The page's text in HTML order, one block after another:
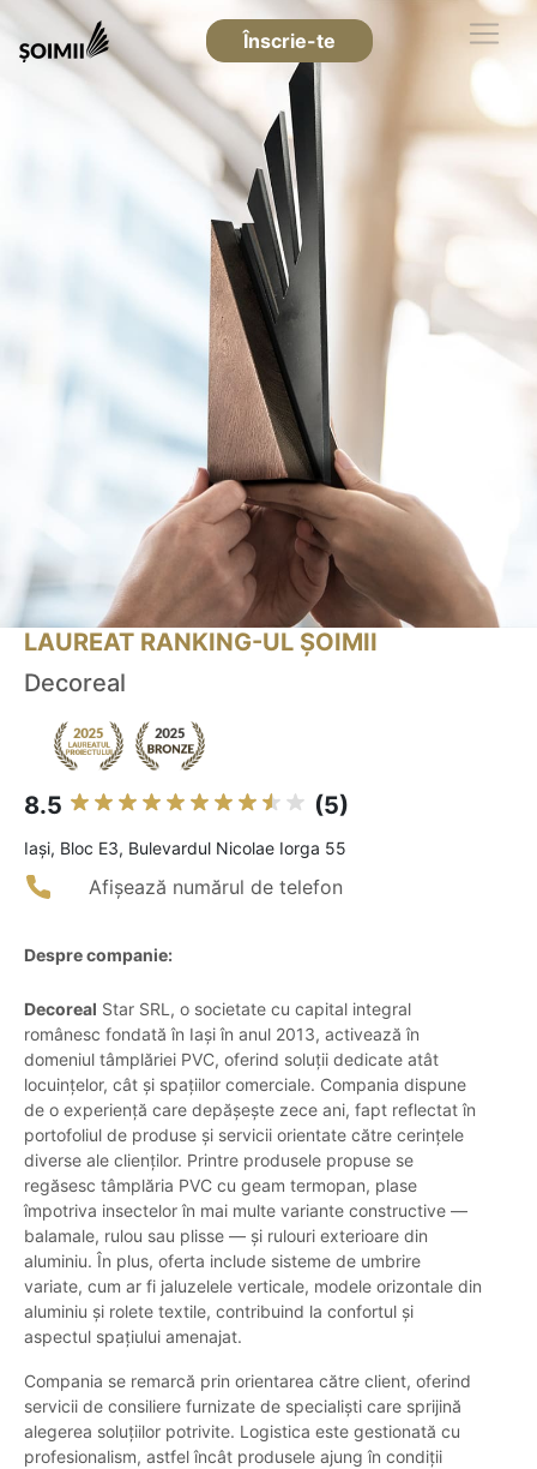
Înscrie-te
LAUREAT RANKING-UL ȘOIMII
Decoreal
8.5 (5)
Iaşi, Bloc E3, Bulevardul Nicolae Iorga 55
Afișează numărul de telefon
Despre companie:
Decoreal Star SRL, o societate cu capital integral
românesc fondată în Iași în anul 2013, activează în
domeniul tâmplăriei PVC, oferind soluții dedicate atât
locuințelor, cât și spațiilor comerciale. Compania dispune
de o experiență care depășește zece ani, fapt reflectat în
portofoliul de produse și servicii orientate către cerințele
diverse ale clienților. Printre produsele propuse se
regăsesc tâmplăria PVC cu geam termopan, plase
împotriva insectelor în mai multe variante constructive —
balamale, rulou sau plisse — și rulouri exterioare din
aluminiu. În plus, oferta include sisteme de umbrire
variate, cum ar fi jaluzelele verticale, modele orizontale din
aluminiu și rolete textile, contribuind la confortul și
aspectul spațiului amenajat.
Compania se remarcă prin orientarea către client, oferind
servicii de consiliere furnizate de specialiști care sprijină
alegerea soluțiilor potrivite. Logistica este gestionată cu
profesionalism, astfel încât produsele ajung în condiții